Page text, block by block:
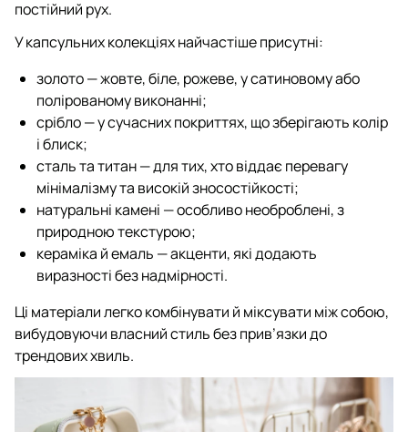
постійний рух.
У капсульних колекціях найчастіше присутні:
золото — жовте, біле, рожеве, у сатиновому або
полірованому виконанні;
срібло — у сучасних покриттях, що зберігають колір
і блиск;
сталь та титан — для тих, хто віддає перевагу
мінімалізму та високій зносостійкості;
натуральні камені — особливо необроблені, з
природною текстурою;
кераміка й емаль — акценти, які додають
виразності без надмірності.
Ці матеріали легко комбінувати й міксувати між собою,
вибудовуючи власний стиль без прив’язки до
трендових хвиль.